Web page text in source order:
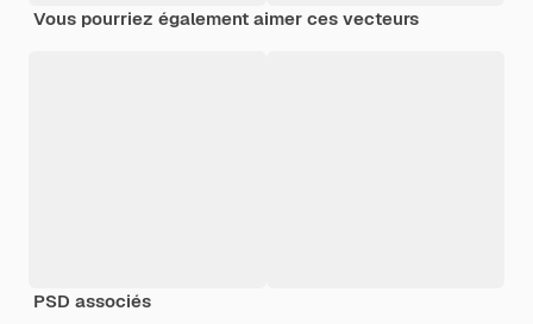
Vous pourriez également aimer ces vecteurs
PSD associés